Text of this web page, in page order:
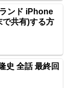
ンド iPhone
で共有)する方
史 全話 最終回